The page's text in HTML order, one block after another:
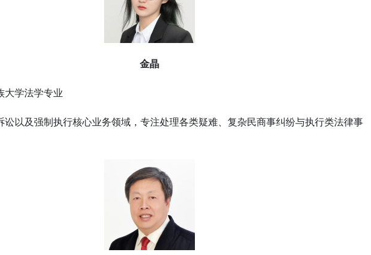
金晶
大学法学专业
讼以及强制执行核心业务领域，专注处理各类疑难、复杂民商事纠纷与执行类法律事